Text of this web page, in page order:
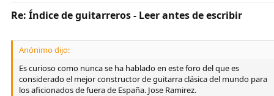
Re: Índice de guitarreros - Leer antes de escribir
Anónimo dijo:
Es curioso como nunca se ha hablado en este foro del que es
considerado el mejor constructor de guitarra clásica del mundo para
los aficionados de fuera de España. Jose Ramirez.